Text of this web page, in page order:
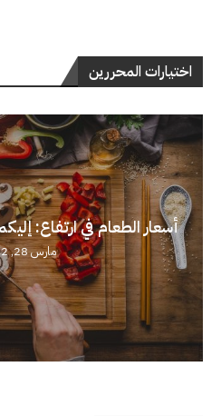
اختيارات المحررين
أسعار الطعام في ارتفاع:
مارس 28, 2022